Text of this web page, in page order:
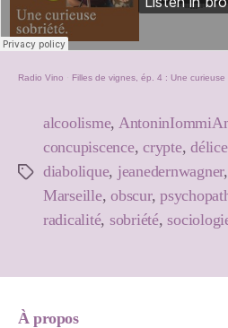
Radio Vino Filles de vignes, ép. 4 : Une curieuse
Étiquettes
alcoolisme,
concupiscence,crypte,
diabolique, jeanedernwagner,
Marseille,obscur,
radicalité, sobriété,
À propos